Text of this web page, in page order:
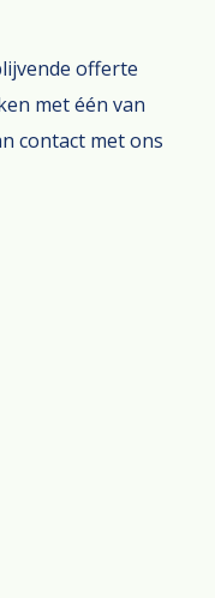
offerte
met één van
contact met ons